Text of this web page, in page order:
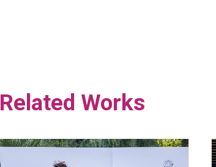
Related Works